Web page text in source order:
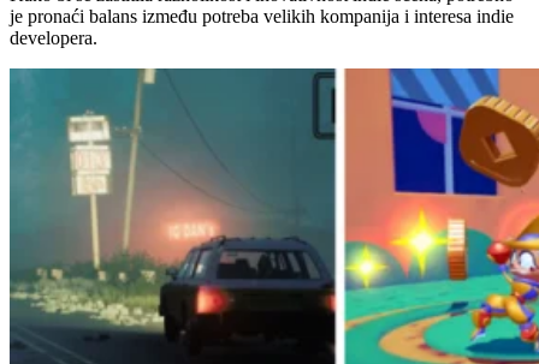
je pronaći balans između potreba velikih kompanija i interesa indie
developera.